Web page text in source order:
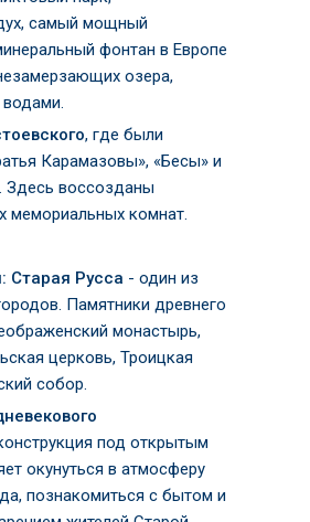
самый мощный
фонтан в Европе
озера,
, где были
Карамазовы», «Бесы» и
Здесь воссозданы
мемориальных комнат.
Старая Русса - один из
Памятники древнего
монастырь,
церковь, Троицкая
собор.
под открытым
окунуться в атмосферу
познакомиться с бытом и